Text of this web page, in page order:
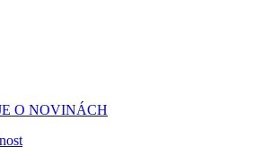
O NOVINÁCH